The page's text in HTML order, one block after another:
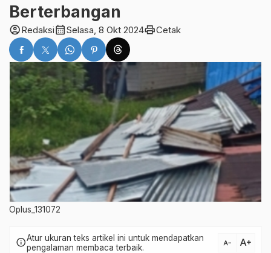
Berterbangan
account_circleRedaksicalendar_monthSelasa, 8 Okt 2024printCetak
Oplus_131072
infoAtur ukuran teks artikel ini untuk mendapatkan
pengalaman membaca terbaik.
text_decrease text_increase